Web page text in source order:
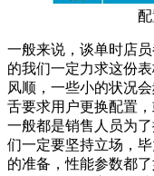
一般来说，谈单时店
的我们一定力求这份
风顺，一些小的状况
舌要求用户更换配置
一般都是销售人员为
们一定要坚持立场，
的准备，性能参数都